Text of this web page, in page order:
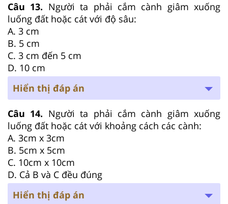
Câu 13. Người ta phải cắm cành giâm xuống
luống đất hoặc cát với độ sâu:
A. 3 cm
B. 5 cm
C. 3 cm đến 5 cm
D. 10 cm
Hiển thị đáp án
Câu 14. Người ta phải cắm cành giâm xuống
luống đất hoặc cát với khoảng cách các cành:
A. 3cm x 3cm
B. 5cm x 5cm
C. 10cm x 10cm
D. Cả B và C đều đúng
Hiển thị đáp án